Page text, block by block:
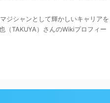
ジシャンとして輝かしいキャリアを
（TAKUYA）さんのWikiプロフィー